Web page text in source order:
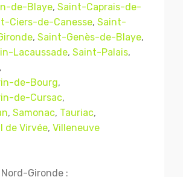
de-Blaye, Saint-Caprais-de-
Ciers-de-Canesse, Saint-
, Saint-Genès-de-Blaye,
Lacaussade, Saint-Palais,
,
de-Bourg,
de-Cursac,
, Samonac, Tauriac,
de Virvée, Villeneuve
Gironde :
légales
2018 - 2021